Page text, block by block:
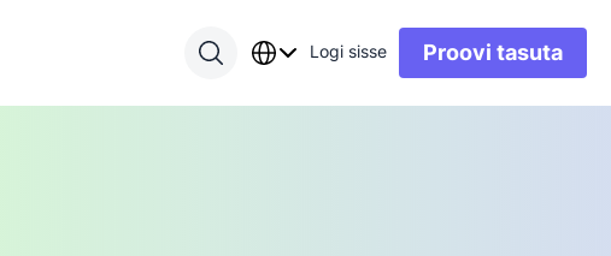
Logi sisse Proovi tasuta